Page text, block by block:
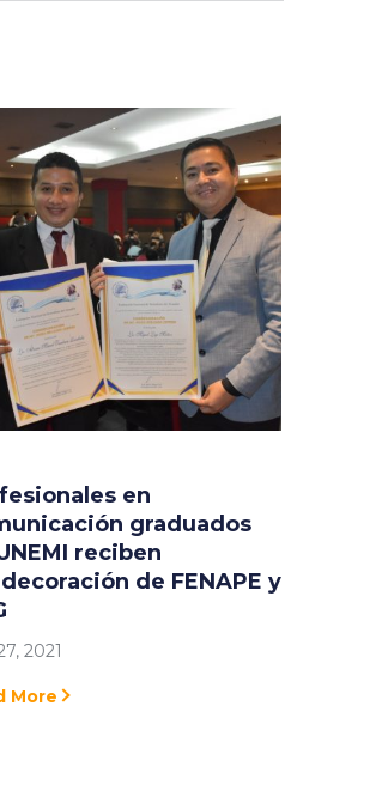
en
graduados
reciben
de FENAPE y
2021
More